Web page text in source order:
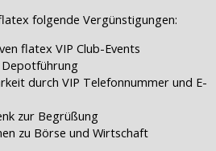
folgende Vergünstigungen:
flatex VIP Club-Events
Depotführung
durch VIP Telefonnummer und E-
zur Begrüßung
zu Börse und Wirtschaft